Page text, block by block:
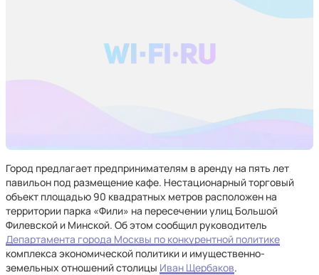
Город предлагает предпринимателям в аренду на пять лет
павильон под размещение кафе. Нестационарный торговый
объект площадью 90 квадратных метров расположен на
территории парка «Фили» на пересечении улиц Большой
Филевской и Минской. Об этом сообщил руководитель
Департамента города Москвы по конкурентной политике
комплекса экономической политики и имущественно-
земельных отношений столицы Иван Щербаков.